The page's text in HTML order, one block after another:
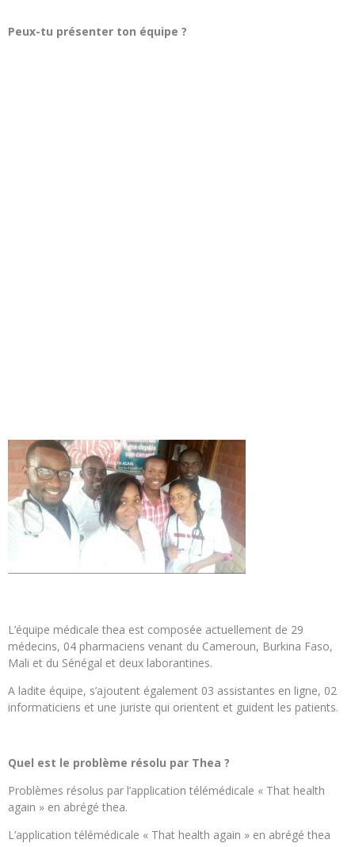
Peux-tu présenter ton équipe ?
L’équipe médicale thea est composée actuellement de 29
médecins, 04 pharmaciens venant du Cameroun, Burkina Faso,
Mali et du Sénégal et deux laborantines.
A ladite équipe, s’ajoutent également 03 assistantes en ligne, 02
informaticiens et une juriste qui orientent et guident les patients.
Quel est le problème résolu par Thea ?
Problèmes résolus par l’application télémédicale « That health
again » en abrégé thea.
L’application télémédicale « That health again » en abrégé thea